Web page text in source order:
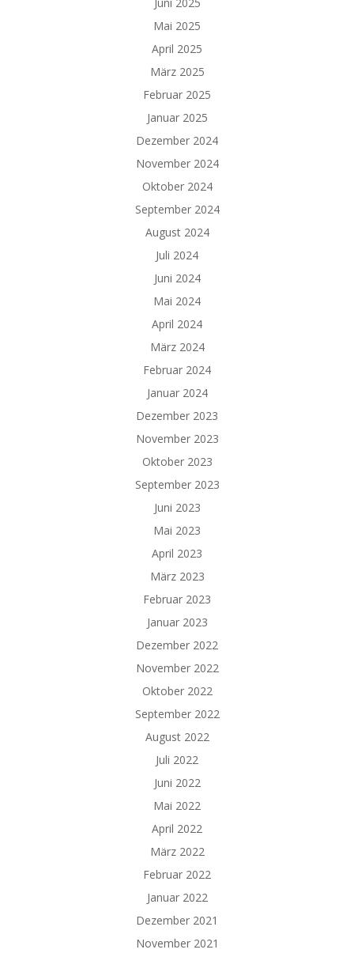
Mai 2025
April 2025
März 2025
Februar 2025
Januar 2025
Dezember 2024
November 2024
Oktober 2024
September 2024
August 2024
Juli 2024
Juni 2024
Mai 2024
April 2024
März 2024
Februar 2024
Januar 2024
Dezember 2023
November 2023
Oktober 2023
September 2023
Juni 2023
Mai 2023
April 2023
März 2023
Februar 2023
Januar 2023
Dezember 2022
November 2022
Oktober 2022
September 2022
August 2022
Juli 2022
Juni 2022
Mai 2022
April 2022
März 2022
Februar 2022
Januar 2022
Dezember 2021
November 2021